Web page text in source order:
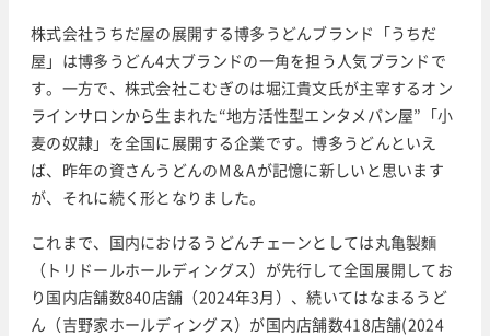
株式会社うちだ屋の展開する博多うどんブランド「うちだ
屋」は博多うどん4大ブランドの一角を担う人気ブランドで
す。一方で、株式会社こむぎのは堀江貴文氏が主宰するオン
ラインサロンから生まれた“地方活性型エンタメパン屋”「小
麦の奴隷」を全国に展開する企業です。博多うどんといえ
ば、昨年の資さんうどんのM＆Aが記憶に新しいと思います
が、それに続く形となりました。
これまで、国内におけるうどんチェーンとしては丸亀製麵
（トリドールホールディングス）が先行して全国展開してお
り国内店舗数840店舗（2024年3月）、続いてはなまるうど
ん（吉野家ホールディングス）が国内店舗数418店舗(2024